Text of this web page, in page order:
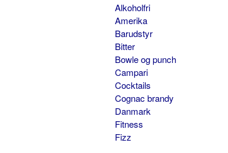
Alkoholfri
Amerika
Barudstyr
Bitter
Bowle og punch
Campari
Cocktails
Cognac brandy
Danmark
Fitness
Fizz